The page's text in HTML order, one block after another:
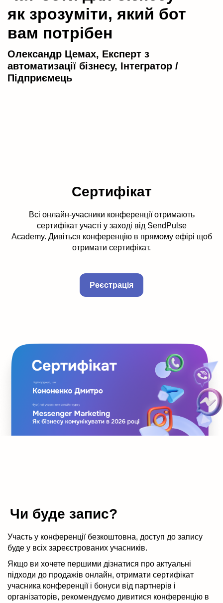
як зрозуміти, який бот
вам потрібен
Олександр Цемах, Експерт з
автоматизації бізнесу, Інтегратор /
Підприємець
Сертифікат
Всі онлайн-учасники конференції отримають
сертифікат участі у заході від SendPulse
Academy. Дивіться конференцію в прямому ефірі щоб
отримати сертифікат.
Реєстрація
Чи буде запис?
Участь у конференції безкоштовна, доступ до запису
буде у всіх зареєстрованих учасників.
Якщо ви хочете першими дізнатися про актуальні
підходи до продажів онлайн, отримати сертифікат
учасника конференції і бонуси від партнерів і
організаторів, рекомендуємо дивитися конференцію в